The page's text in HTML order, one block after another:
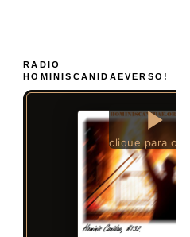
RADIO
HOMINISCANIDAEVERSO!